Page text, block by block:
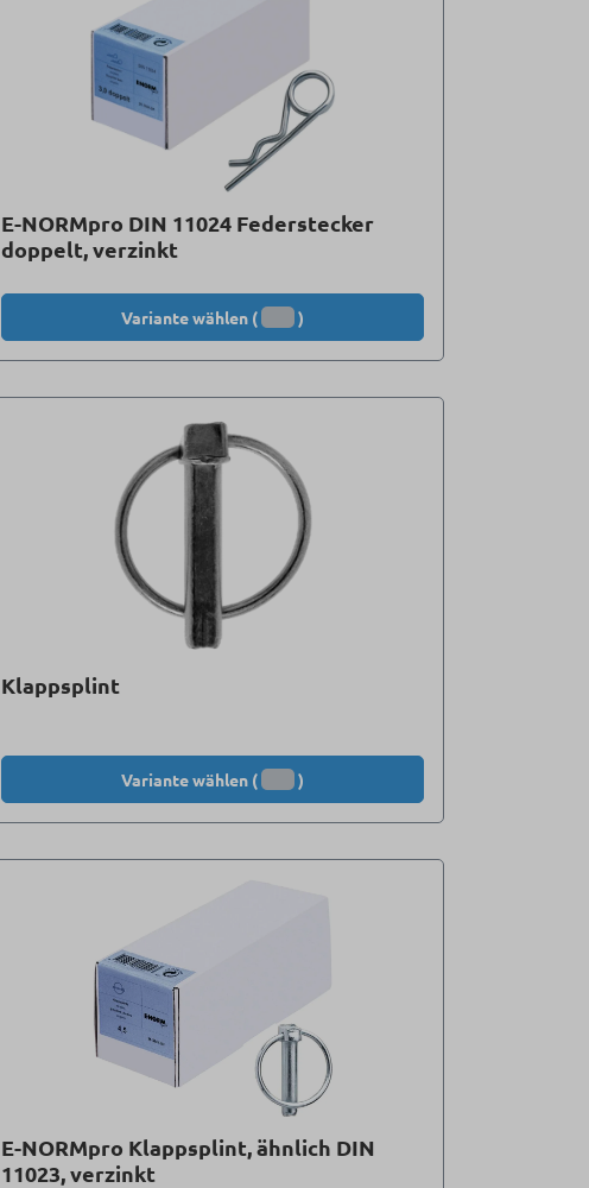
E-NORMpro DIN 11024 Federstecker
doppelt, verzinkt
Variante wählen ( )
Klappsplint
Variante wählen ( )
E-NORMpro Klappsplint, ähnlich DIN
11023, verzinkt